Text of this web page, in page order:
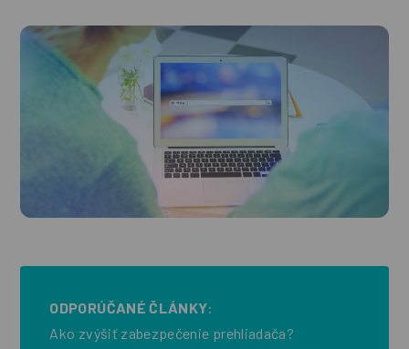
ODPORÚČANÉ ČLÁNKY:
Ako zvýšiť zabezpečenie prehliadača?